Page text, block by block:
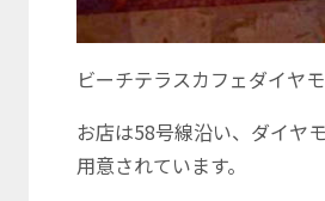
ビーチテラスカフェダイヤ
お店は58号線沿い、ダイヤ
用意されています。